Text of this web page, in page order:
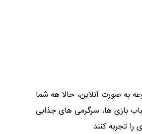
به صورت آنلاین، حالا هه شما
بازی ها، سرگرمی های جذابی
را تجربه کنند.